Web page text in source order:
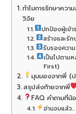
ทำไมการรักษาคว
วิจัย
ปกป้องผู้เข้
สร้างและรัก
รับรองควา
เป็นไปตาม
First)
มุมมองจากพี่ (
สรุปส่งท้ายจากพี่
FAQ คำถามที่
อ่านจบแล้ว